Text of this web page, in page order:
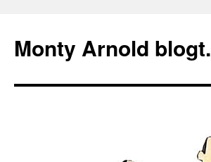
springen
Monty Arnold blogt.